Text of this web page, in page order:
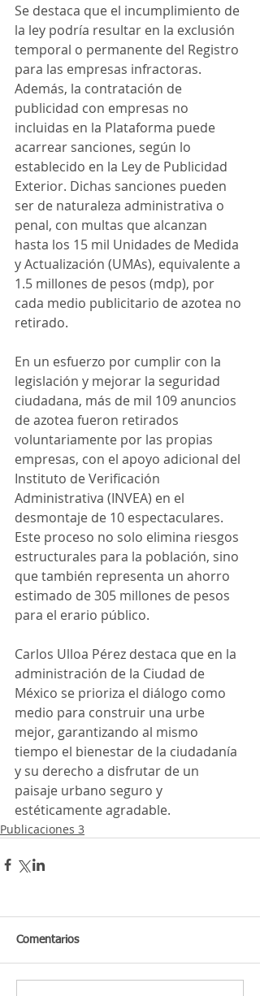
Se destaca que el incumplimiento de
la ley podría resultar en la exclusión
temporal o permanente del Registro
para las empresas infractoras.
Además, la contratación de
publicidad con empresas no
incluidas en la Plataforma puede
acarrear sanciones, según lo
establecido en la Ley de Publicidad
Exterior. Dichas sanciones pueden
ser de naturaleza administrativa o
penal, con multas que alcanzan
hasta los 15 mil Unidades de Medida
y Actualización (UMAs), equivalente a
1.5 millones de pesos (mdp), por
cada medio publicitario de azotea no
retirado.
En un esfuerzo por cumplir con la
legislación y mejorar la seguridad
ciudadana, más de mil 109 anuncios
de azotea fueron retirados
voluntariamente por las propias
empresas, con el apoyo adicional del
Instituto de Verificación
Administrativa (INVEA) en el
desmontaje de 10 espectaculares.
Este proceso no solo elimina riesgos
estructurales para la población, sino
que también representa un ahorro
estimado de 305 millones de pesos
para el erario público.
Carlos Ulloa Pérez destaca que en la
administración de la Ciudad de
México se prioriza el diálogo como
medio para construir una urbe
mejor, garantizando al mismo
tiempo el bienestar de la ciudadanía
y su derecho a disfrutar de un
paisaje urbano seguro y
estéticamente agradable.
Publicaciones 3
Comentarios